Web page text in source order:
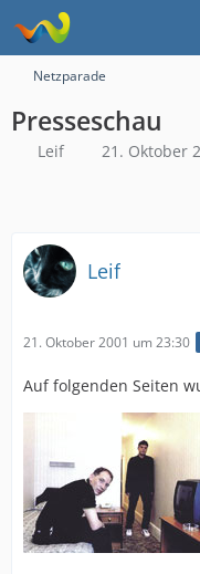
Netzparade
Presseschau
Leif 21. Oktober
Leif
21. Oktober 2001 um 23:30
Auf folgenden Seiten